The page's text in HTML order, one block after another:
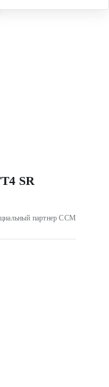
SR
партнер CCM